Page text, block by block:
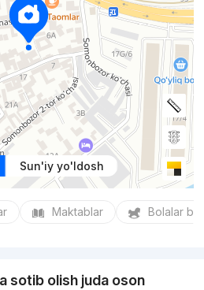
Sun'iy yo'ldosh
Maktablar Bolalar
sotib olish juda oson